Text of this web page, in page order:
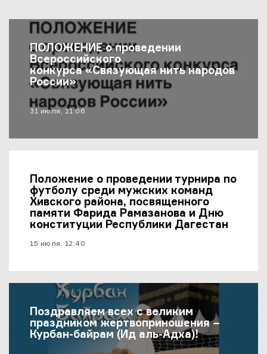
Последние Новости
ПОЛОЖЕНИЕ о проведении
Всероссийского
конкурса «Связующая нить народов
России»
материал опубликован
31 июля, 21:06
Положение о проведении турнира по
футболу среди мужских команд
Хивского района, посвященного
памяти Фарида Рамазанова и Дню
конституции Республики Дагестан
материал опубликован
15 июля, 12:40
Поздравляем всех с великим
праздником жертвоприношения –
Курбан-байрам (Ид аль-Адха)!